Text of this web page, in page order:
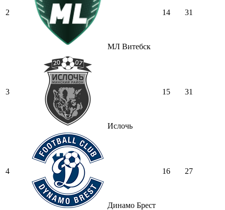
2
МЛ Витебск
14 31
3
Ислочь
15 31
4
Динамо Брест
16 27